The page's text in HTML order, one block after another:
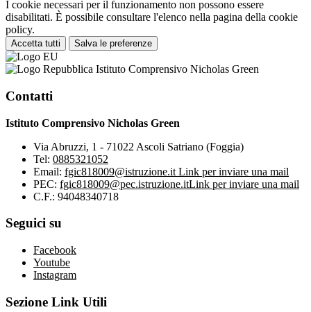
I cookie necessari per il funzionamento non possono essere
disabilitati. È possibile consultare l'elenco nella pagina della cookie
policy.
Accetta tutti Salva le preferenze
Istituto Comprensivo Nicholas Green
Contatti
Istituto Comprensivo Nicholas Green
Via Abruzzi, 1 - 71022 Ascoli Satriano (Foggia)
Tel: 0885321052
Email: fgic818009@istruzione.it Link per inviare una mail
PEC: fgic818009@pec.istruzione.itLink per inviare una mail
C.F.: 94048340718
Seguici su
Facebook
Youtube
Instagram
Sezione Link Utili